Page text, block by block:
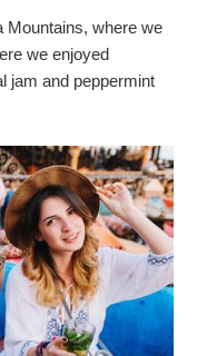
Mountains, where we
we enjoyed
jam and peppermint